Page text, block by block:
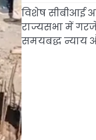
विशेष सीबीआई
राज्यसभा में
समयबद्ध न्याय